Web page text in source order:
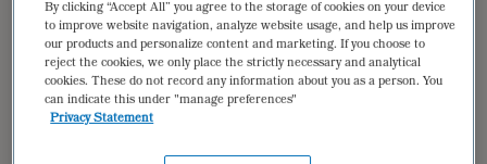
Melissen-Leeuwen
zoek
samenvatting
By clicking “Accept All” you agree to the storage of cookies on your device
to improve website navigation, analyze website usage, and help us improve
our products and personalize content and marketing. If you choose to
reject the cookies, we only place the strictly necessary and analytical
cookies. These do not record any information about you as a person. You
can indicate this under "manage preferences"
Privacy Statement